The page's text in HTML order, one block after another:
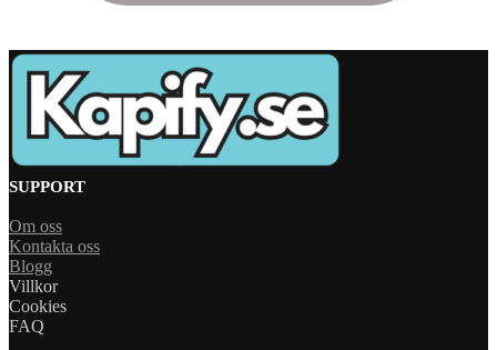
SUPPORT
Om oss
Kontakta oss
Blogg
Villkor
Cookies
FAQ